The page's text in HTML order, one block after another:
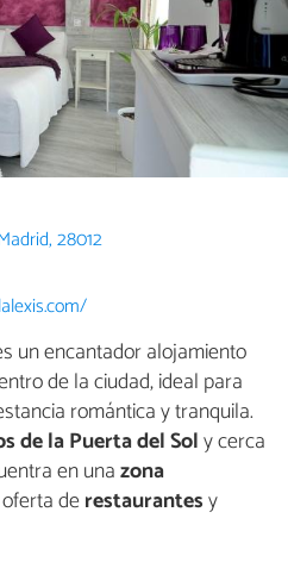
28012
un encantador alojamiento
de la ciudad, ideal para
romántica y tranquila.
de la Puerta del Soly cerca
en unazona
derestaurantesy